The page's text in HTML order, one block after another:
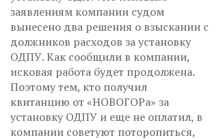
заявлениям компании судом
вынесено два решения о взыскании с
должников расходов за установку
ОДПУ. Как сообщили в компании,
исковая работа будет продолжена.
Поэтому тем, кто получил
квитанцию от «НОВОГОРа» за
установку ОДПУ и еще не оплатил, в
компании советуют поторопиться,